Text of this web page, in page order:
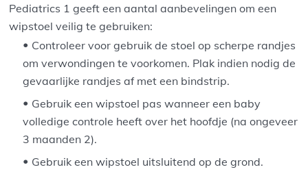
Pediatrics 1 geeft een aantal aanbevelingen om een
wipstoel veilig te gebruiken:
Controleer voor gebruik de stoel op scherpe randjes
om verwondingen te voorkomen. Plak indien nodig de
gevaarlijke randjes af met een bindstrip.
Gebruik een wipstoel pas wanneer een baby
volledige controle heeft over het hoofdje (na ongeveer
3 maanden 2).
Gebruik een wipstoel uitsluitend op de grond.